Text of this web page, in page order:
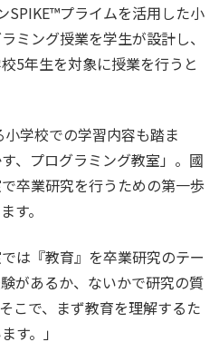
SPIKE™プライムを活用した小
ミング授業を学生が設計し、
5年生を対象に授業を行うと
学校での学習内容も踏ま
、プログラミング教室」。國
卒業研究を行うための第一歩
す。
は『教育』を卒業研究のテー
があるか、ないかで研究の質
こで、まず教育を理解するた
す。」